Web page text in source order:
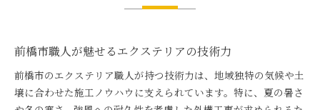
前橋市職人が魅せるエクステリアの技術力
前橋市のエクステリア職人が持つ技術力は、地域独特の気候や土
壌に合わせた施工ノウハウに支えられています。特に、夏の暑さ